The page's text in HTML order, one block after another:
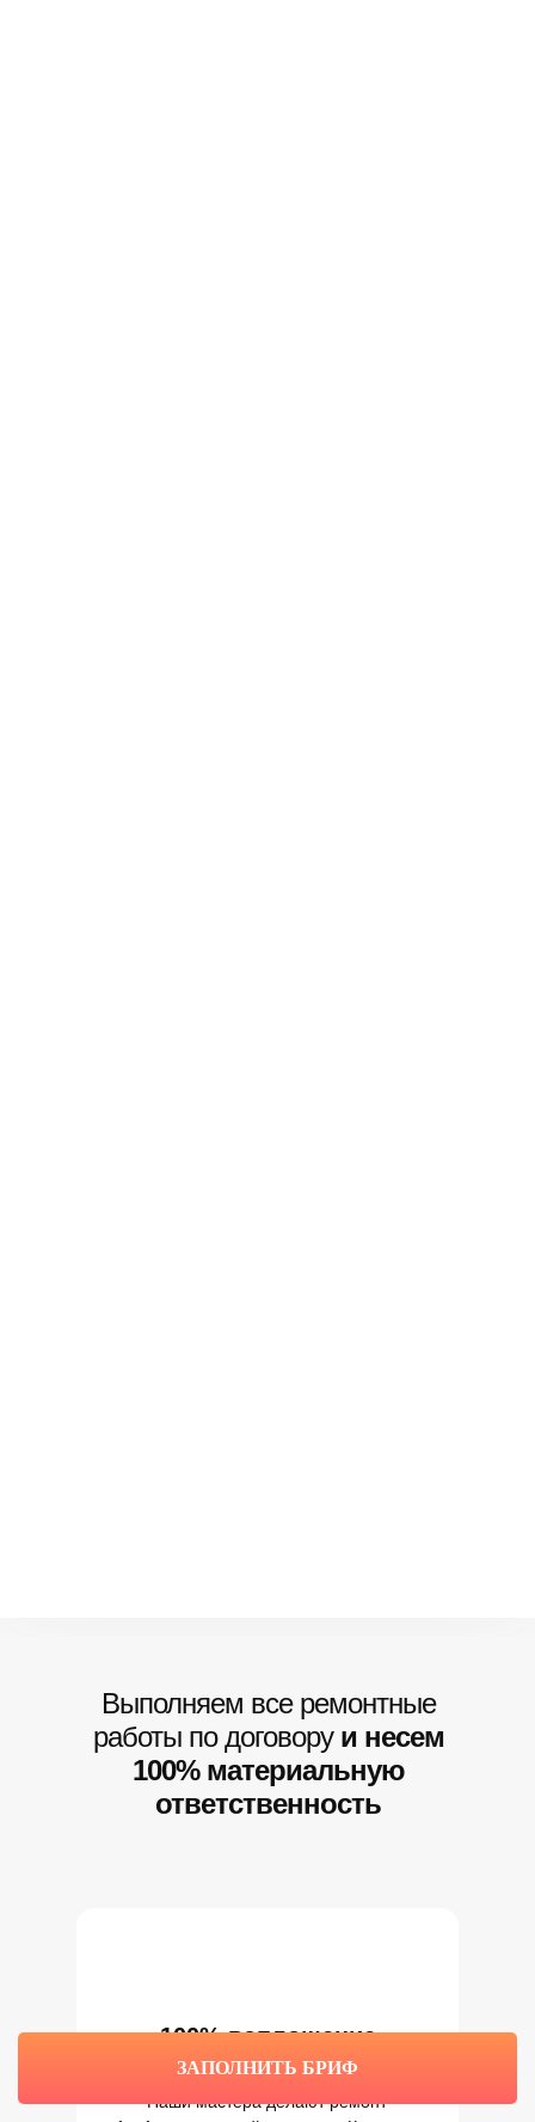
100% воплощение
дизайн-проекта в жизнь
Наши мастера делают ремонт
Выполняем все ремонтные
работы по договоруи несем
100% материальную
ответственность
ЗАПОЛНИТЬ БРИФ